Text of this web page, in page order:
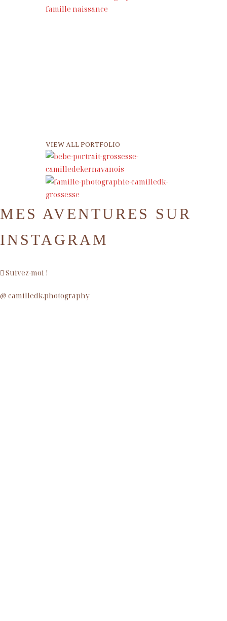
ESTELLE
LOÏC & MARINE
DAISY
JULIE D.
MARIE À MARSEILLE
MARGAUX & SA
FAMILLE À MARSEILLE
CÉCILIA
FLAVIA, FROM UK TO
PARIS
CHARLÈNE
MARIE C.
VIEW ALL PORTFOLIO
MES AVENTURES SUR
INSTAGRAM
Suivez-moi !
@ camilledk.photography